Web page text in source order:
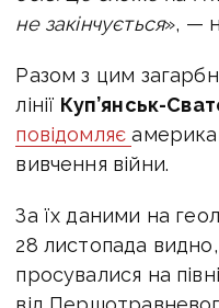
не закінчується», —
Разом з цим
лінії Куп’янськ-
повідомляє
вивчення війни.
За їх даними на
28 листопада видно,
просувалися на